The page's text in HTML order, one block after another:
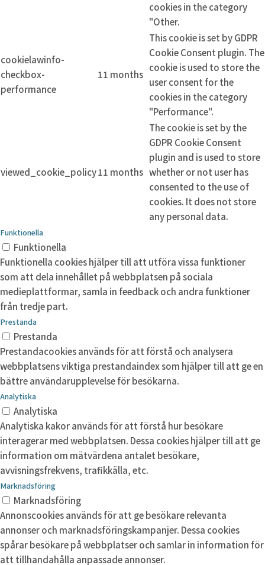
cookies in the category
"Other.
cookielawinfo-
checkbox-
performance
11 months
This cookie is set by GDPR
Cookie Consent plugin. The
cookie is used to store the
user consent for the
cookies in the category
"Performance".
viewed_cookie_policy11 months
The cookie is set by the
GDPR Cookie Consent
plugin and is used to store
whether or not user has
consented to the use of
cookies. It does not store
any personal data.
Funktionella
Funktionella
Funktionella cookies hjälper till att utföra vissa funktioner
som att dela innehållet på webbplatsen på sociala
medieplattformar, samla in feedback och andra funktioner
från tredje part.
Prestanda
Prestanda
Prestandacookies används för att förstå och analysera
webbplatsens viktiga prestandaindex som hjälper till att ge en
bättre användarupplevelse för besökarna.
Analytiska
Analytiska
Analytiska kakor används för att förstå hur besökare
interagerar med webbplatsen. Dessa cookies hjälper till att ge
information om mätvärdena antalet besökare,
avvisningsfrekvens, trafikkälla, etc.
Marknadsföring
Marknadsföring
Annonscookies används för att ge besökare relevanta
annonser och marknadsföringskampanjer. Dessa cookies
spårar besökare på webbplatser och samlar in information för
att tillhandahålla anpassade annonser.